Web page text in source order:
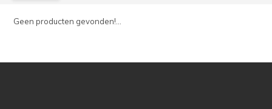
Geen producten gevonden!...